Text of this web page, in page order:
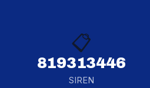
📋
819313446
SIREN